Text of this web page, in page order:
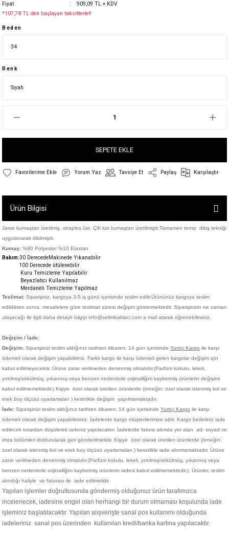
Fiyat
909,09 TL + KDV
*107,78 TL den başlayan taksitlerle!!
Beden
Renk
SEPETE EKLE
Yorum Yaz Tavsiye Et Paylaş Karşılaştır
Ürün Bilgisi
Jarse kumaştan üretilmiş straples üst. Çift kat kumaştan üretilmiştir.Tamamen temiz dikiş tekniği
uygulanarak dikilmiştir.
Kumaş: %90 Polyester %10 Elastan
Bakım:30 DerecedeMakinede Yıkanabilir
100 Derecede ütülenebilir
Kuru Temizleme Yapılabilir
Beyazlatıcı Kullanılmaz
Merdaneli Temizleme Yapılmaz
Teslimat; Siparişiniz, kargoya 3-5 iş günü içerisinde teslim edilir.Ürününüz kargoya teslim
edildikten sonra, mesafelere göre teslimat süresi değişim göstermektedir. Siparişinizin ne zaman
ulaşacağı ile ilgili daha detaylı bilgiyi info@selimbaklaci.com a mail atarak öğrenebilirsiniz.
Değişim / İade;
Değişim: Siparişinizi teslim aldığınız tarihten itibaren; 14 gün içerisinde Yurtiçi Kargo ile karşı
ödemeli olarak değişim yapabiliriniz. Farklı kargo ile karşı ödemeli gelen kargolar değişim için
kabul edilmeyecektir. Ürüne zarar verilmeden denenmiş olmalıdır.(Parfüm kokulu, lekeli,
yırtılmış/sökülmüş, yıkanmış veya benzeri nedenlerle orijinalliğini kaybetmiş ürünlerin değişimi
kabul edilmemektedir.) Kişiye
özel olarak üretilen ürünlerde (örneğin: özel olarak istenmiş kol ve
etek boy ölçüsü uyarlamaları ) kesinlikle değişim yapılmamaktadır.
İade: Siparişinizi teslim aldığınız tarihten itibaren; 14 gün içerisinde Yurtiçi Kargo ile karşı
ödemeli olarak değişim yapabilirsiniz. İadelerde kargo müşterilerimize aittir. Kargo bedeliniz iade
edilecek tutardan düşülerek iadeniz yapılacaktır. İadelerde fatura altında yer alan ad- soyad ve
imza bölümleri doldurularak geri gönderilmelidir. Kişiye
özel olarak üretilen ürünlerde (örneğin:
özel olarak istenmiş kol ve etek boy ölçüsü uyarlamaları ) kesinlikle iade alınmamaktadır. Ürüne
zarar verilmeden denenmiş olmalıdır.(Parfüm kokulu, lekeli, yırtılmış/sökülmüş, yıkanmış veya
benzeri nedenlerle orijinalliğini kaybetmiş ürünlerin iadesi kabul edilmemektedir.). Ürünler, teslim
alındığı haliyle ve faturası ile iade edilmelidir.
Yapılan işlemler doğrultusunda göndermiş olduğunuz ürün tarafımızca
incelenecek, iadesine engel olan herhangi bir durum olmaması koşulunda iade
işleminiz başlatılacaktır. Yapılan alışverişte sanal pos kullanımı olduğunda
iadeleriniz sanal pos üzerinden kullanılan kredi/banka kartına yapılacaktır.